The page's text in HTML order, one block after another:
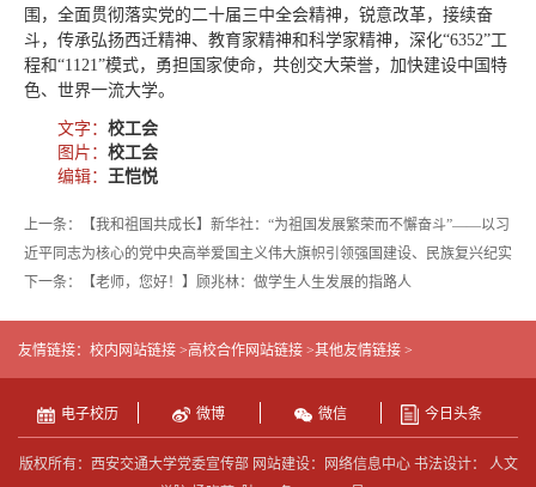
围，全面贯彻落实党的二十届三中全会精神，锐意改革，接续奋
斗，传承弘扬西迁精神、教育家精神和科学家精神，深化“6352”工
程和“1121”模式，勇担国家使命，共创交大荣誉，加快建设中国特
色、世界一流大学。
文字： 校工会
图片： 校工会
编辑： 王恺悦
上一条：【我和祖国共成长】新华社：“为祖国发展繁荣而不懈奋斗”——以习
近平同志为核心的党中央高举爱国主义伟大旗帜引领强国建设、民族复兴纪实
下一条：【老师，您好！】顾兆林：做学生人生发展的指路人
友情链接： 校内网站链接 >高校合作网站链接 >其他友情链接 >
电子校历 微博 微信 今日头条
版权所有：西安交通大学党委宣传部 网站建设：网络信息中心 书法设计： 人文